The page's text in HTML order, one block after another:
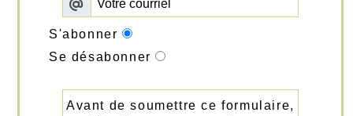
S'abonner
Se désabonner
Avant de soumettre ce formulaire,